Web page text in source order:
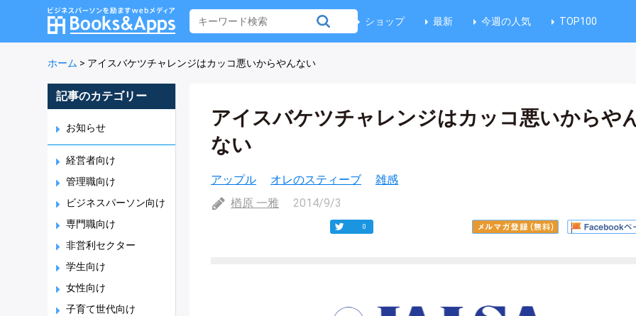
ショップ 最新 今週の人気 TOP100
ホーム > アイスバケツチャレンジはカッコ悪いからやんない
記事のカテゴリー
お知らせ
経営者向け
管理職向け
ビジネスパーソン向け
専門職向け
非営利セクター
学生向け
女性向け
子育て世代向け
アイスバケツチャレンジはカッコ悪いからや
ない
アップル オレのスティーブ
雑感
楢原 一雅
2014/9/3
0